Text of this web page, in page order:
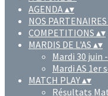
AGENDA▴▾
NOS PARTENAIRES
COMPETITIONS ▴▾
MARDIS DE L'AS ▴▾
Mardi 30 juin
Mardi AS 1er
MATCH PLAY▴▾
Résultats